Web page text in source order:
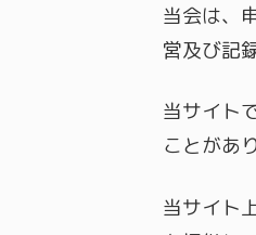
当会は、
営及び記
当サイト
ことがあ
当サイト